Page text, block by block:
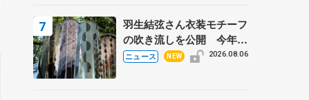
羽生結弦さん衣装モチーフ
の吹き流しを公開 今年は
「春よ、来い」、仙台の瑞
ニュース NEW 2026.08.06